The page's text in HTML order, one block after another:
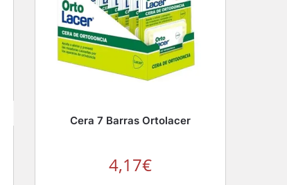
Cera 7 Barras Ortolacer
4,17€